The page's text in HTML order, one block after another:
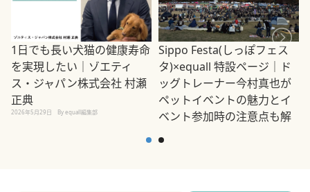
1日でも長い犬猫の健康寿命
を実現したい｜ゾエティ
ス・ジャパン株式会社 村瀬
正典
2026年5月29日 By equall編集部
Sippo Festa(しっぽフェス
タ)×equall 特設ページ｜ド
ッグトレーナー今村真也が
ペットイベントの魅力とイ
ベント参加時の注意点も解
2026年5月12日